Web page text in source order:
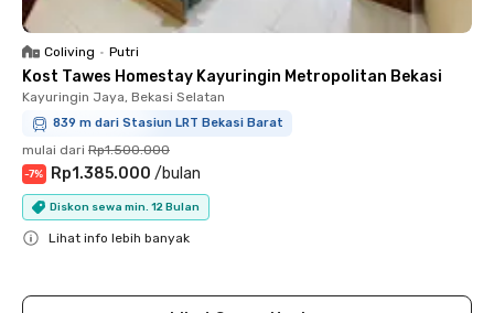
Coliving • Putri
Kost Tawes Homestay Kayuringin Metropolitan Bekasi
Kayuringin Jaya, Bekasi Selatan
839 m dari Stasiun LRT Bekasi Barat
mulai dari Rp1.500.000
-7% Rp1.385.000 /bulan
Diskon sewa min. 12 Bulan
Lihat info lebih banyak